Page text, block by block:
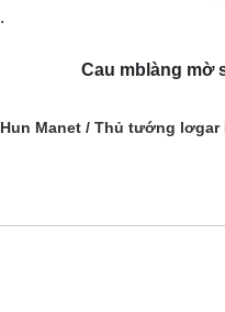
Cau mblàng mờ
Manet
Thủ tướng lơgar